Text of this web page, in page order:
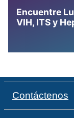
Encuentre
VIH, ITS y
Contáctenos